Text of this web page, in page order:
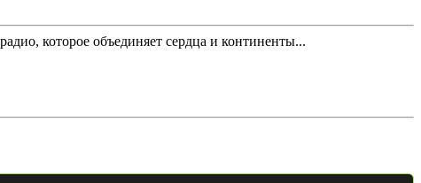
которое объединяет сердца и континенты...